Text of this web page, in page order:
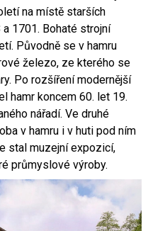
na místě starších
1701. Bohaté strojní
Původně se v hamru
železo, ze kterého se
Po rozšíření modernější
hamr koncem 60. let 19.
nářadí. Ve druhé
v hamru i v huti pod ním
stal muzejní expozicí,
průmyslové výroby.